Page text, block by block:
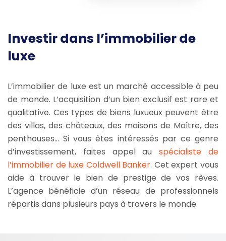
Investir dans l’immobilier de
luxe
L’immobilier de luxe est un marché accessible à peu
de monde. L’acquisition d’un bien exclusif est rare et
qualitative. Ces types de biens luxueux peuvent être
des villas, des châteaux, des maisons de Maître, des
penthouses… Si vous êtes intéressés par ce genre
d’investissement, faites appel auspécialiste de
l’immobilier de luxe Coldwell Banker. Cet expert vous
aide à trouver le bien de prestige de vos rêves.
L’agence bénéficie d’un réseau de professionnels
répartis dans plusieurs pays à travers le monde.